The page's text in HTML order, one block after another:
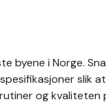
byene i Norge.
slik
og kvaliteten